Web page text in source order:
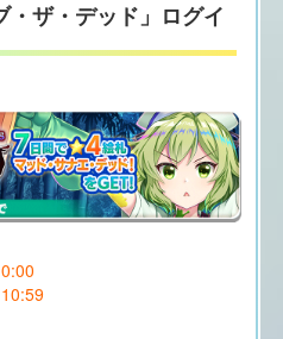
ザ・デッド」ログイ